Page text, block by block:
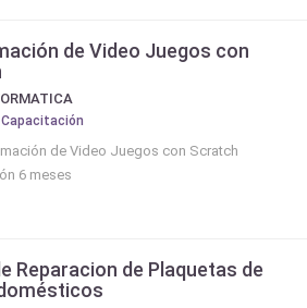
de Video Juegos con
Capacitación
de Video Juegos con Scratch
6 meses
Reparacion de Plaquetas de